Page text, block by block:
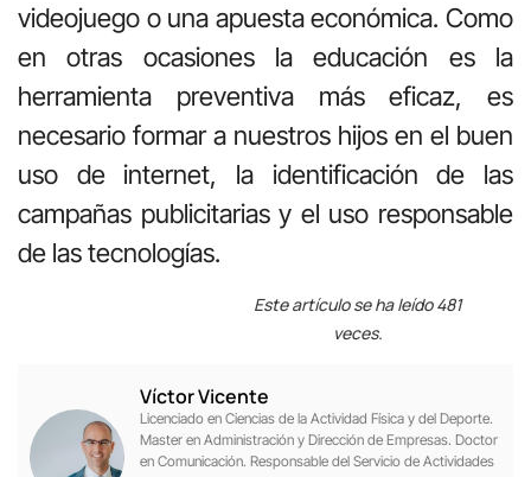
videojuego o una apuesta económica. Como
en otras ocasiones la educación es la
herramienta preventiva más eficaz, es
necesario formar a nuestros hijos en el buen
uso de internet, la identificación de las
campañas publicitarias y el uso responsable
de las tecnologías.
Este artículo se ha leído 481
veces.
Víctor Vicente
Licenciado en Ciencias de la Actividad Física y del Deporte.
Master en Administración y Dirección de Empresas. Doctor
en Comunicación. Responsable del Servicio de Actividades